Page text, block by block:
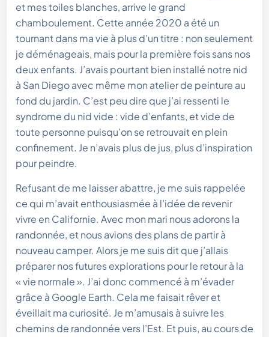
et mes toiles blanches, arrive le grand
chamboulement. Cette année 2020 a été un
tournant dans ma vie à plus d’un titre : non seulement
je déménageais, mais pour la première fois sans nos
deux enfants. J’avais pourtant bien installé notre nid
à San Diego avec même mon atelier de peinture au
fond du jardin. C’est peu dire que j’ai ressenti le
syndrome du nid vide : vide d’enfants, et vide de
toute personne puisqu’on se retrouvait en plein
confinement. Je n’avais plus de jus, plus d’inspiration
pour peindre.
Refusant de me laisser abattre, je me suis rappelée
ce qui m’avait enthousiasmée à l’idée de revenir
vivre en Californie. Avec mon mari nous adorons la
randonnée, et nous avions des plans de partir à
nouveau camper. Alors je me suis dit que j’allais
préparer nos futures explorations pour le retour à la
« vie normale ». J’ai donc commencé à m’évader
grâce à Google Earth. Cela me faisait rêver et
éveillait ma curiosité. Je m’amusais à suivre les
chemins de randonnée vers l’Est. Et puis, au cours de